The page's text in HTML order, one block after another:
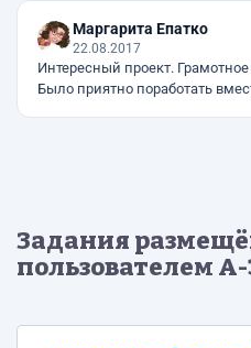
Маргарита Епатко
22.08.2017
Интересный проект.
Было приятно поработать
Задания
пользователем